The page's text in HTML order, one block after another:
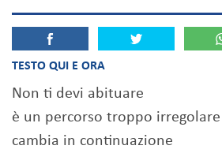
TESTO QUI E ORA
Non ti devi abituare
è un percorso troppo irregolare
cambia in continuazione